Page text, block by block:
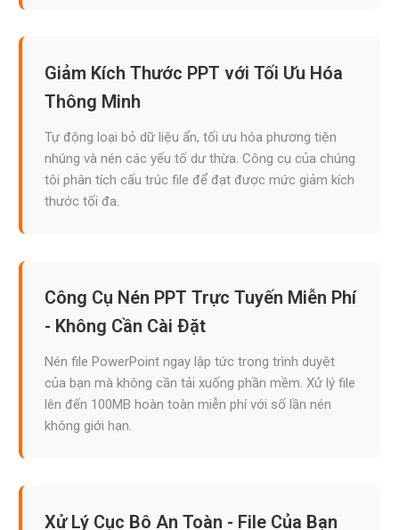
Giảm Kích Thước PPT với Tối Ưu Hóa
Thông Minh
Tự động loại bỏ dữ liệu ẩn, tối ưu hóa phương tiện
nhúng và nén các yếu tố dư thừa. Công cụ của chúng
tôi phân tích cấu trúc file để đạt được mức giảm kích
thước tối đa.
Công Cụ Nén PPT Trực Tuyến Miễn Phí
- Không Cần Cài Đặt
Nén file PowerPoint ngay lập tức trong trình duyệt
của bạn mà không cần tải xuống phần mềm. Xử lý file
lên đến 100MB hoàn toàn miễn phí với số lần nén
không giới hạn.
Xử Lý Cục Bộ An Toàn - File Của Bạn